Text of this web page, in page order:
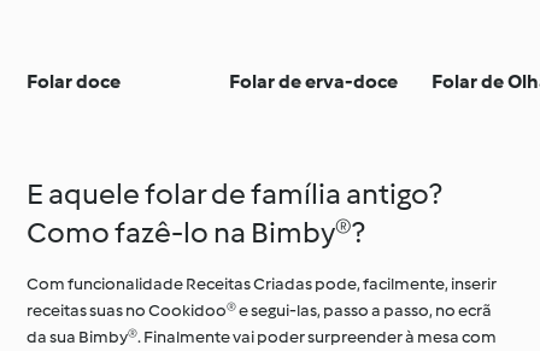
Folar doce Folar de erva-doce Folar de
E aquele folar de família antigo?
Como fazê-lo na Bimby®?
Com funcionalidade Receitas Criadas pode, facilmente, inserir
receitas suas no Cookidoo® e segui-las, passo a passo, no ecrã
da sua Bimby®. Finalmente vai poder surpreender à mesa com